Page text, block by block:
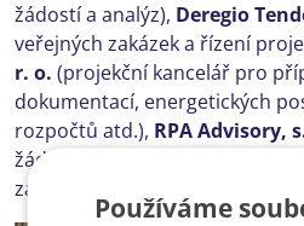
žádostí a analýz), Deregio
veřejných zakázek a řízení
r. o. (projekční kancelář pro
dokumentací, energetických
rozpočtů atd.), RPA Advisory,
žádostí) a
zakázek a realizační
Používáme